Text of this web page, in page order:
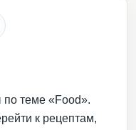
теме «Food».
к рецептам,